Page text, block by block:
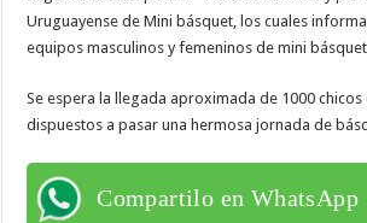
Uruguayense de Mini básquet, los cuales
equipos masculinos y femeninos de mini
Se espera la llegada aproximada de 1000 chicos
dispuestos a pasar una hermosa jornada de
Compartilo en WhatsApp